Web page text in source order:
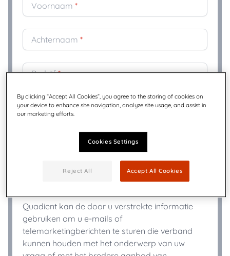
Voornaam *
Achternaam *
Bedrijf *
Titel *
Telefoon *
Industrie *
Quadient kan de door u verstrekte informatie
gebruiken om u e-mails of
telemarketingberichten te sturen die verband
kunnen houden met het onderwerp van uw
By clicking “Accept All Cookies”, you agree to the storing of cookies on
your device to enhance site navigation, analyze site usage, and assist in
our marketing efforts.
Cookies Settings
Reject All Accept All Cookies